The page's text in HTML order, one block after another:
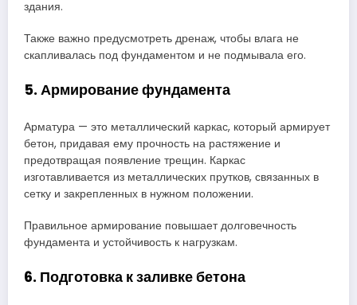
здания.
Также важно предусмотреть дренаж, чтобы влага не
скапливалась под фундаментом и не подмывала его.
5. Армирование фундамента
Арматура — это металлический каркас, который армирует
бетон, придавая ему прочность на растяжение и
предотвращая появление трещин. Каркас
изготавливается из металлических прутков, связанных в
сетку и закрепленных в нужном положении.
Правильное армирование повышает долговечность
фундамента и устойчивость к нагрузкам.
6. Подготовка к заливке бетона